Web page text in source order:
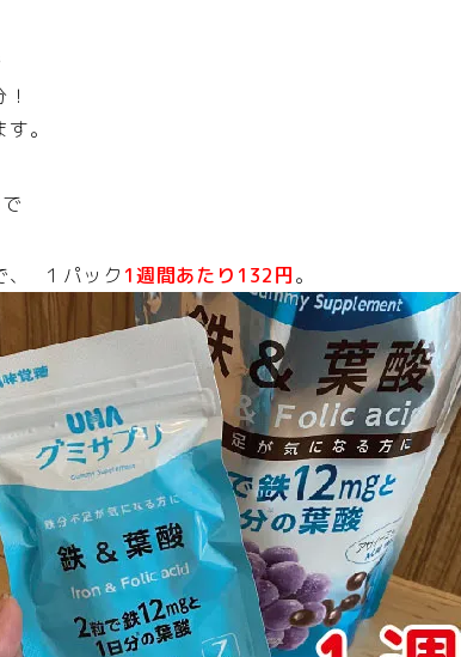
。
で
、 １パック 1週間あたり132円。